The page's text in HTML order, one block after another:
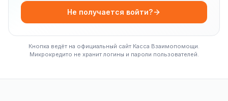
Не получается войти?
Кнопка ведёт на официальный сайт Касса Взаимопомощи.
Микрокредито не хранит логины и пароли пользователей.